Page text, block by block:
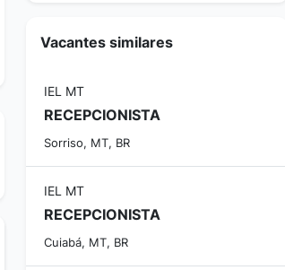
Vacantes similares
IEL MT
RECEPCIONISTA
Sorriso, MT, BR
IEL MT
RECEPCIONISTA
Cuiabá, MT, BR